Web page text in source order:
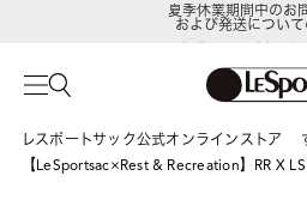
LeSportsac
ポイントアップキャン
および発送につい
レスポートサック公式オンラインストア
【LeSportsac×Rest & Recreation】RR X